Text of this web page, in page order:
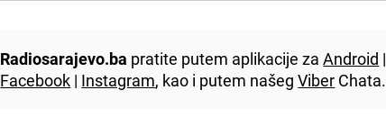
Radiosarajevo.ba pratite putem aplikacije zaAndroid |
Facebook | Instagram, kao i putem našegViber Chata.